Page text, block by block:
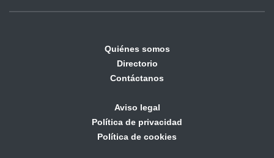
Quiénes somos
Directorio
Contáctanos
Aviso legal
Política de privacidad
Política de cookies